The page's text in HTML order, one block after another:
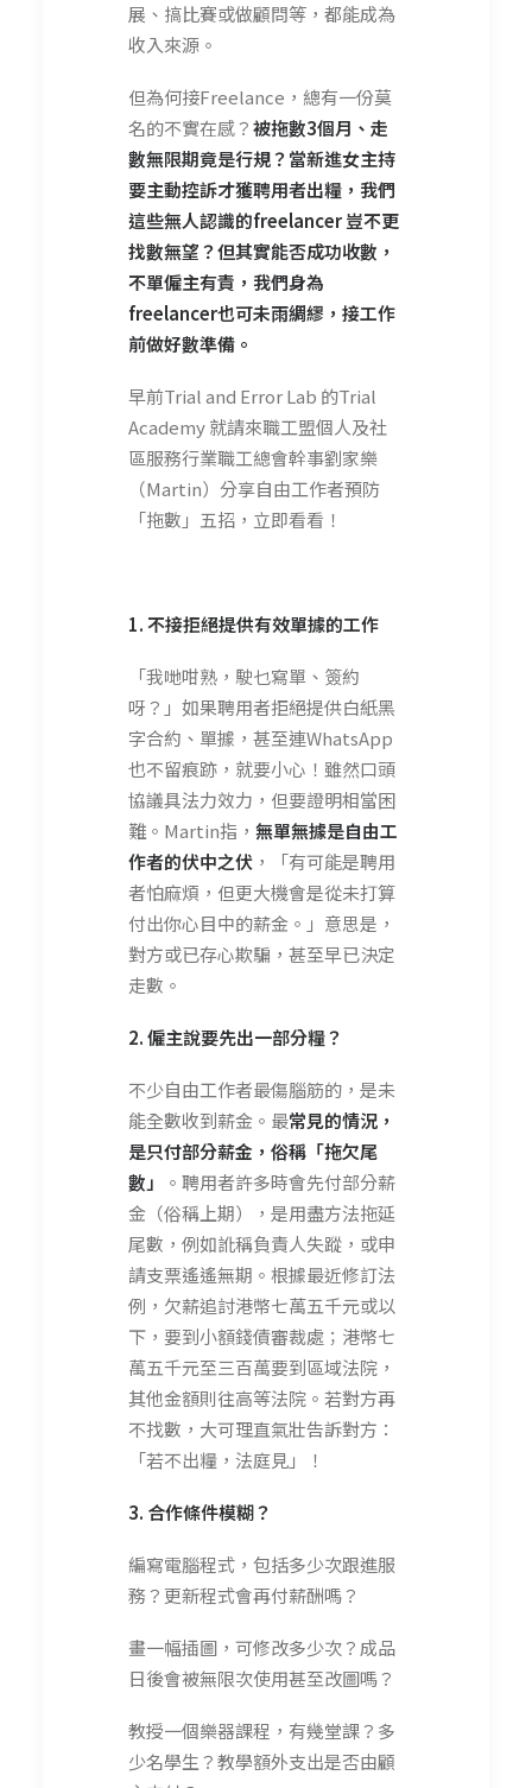
展、搞比賽或做顧問等，都能成為
收入來源。
但為何接Freelance，總有一份莫
名的不實在感？被拖數3個月、走
數無限期竟是行規？當新進女主持
要主動控訴才獲聘用者出糧，我們
這些無人認識的freelancer 豈不更
找數無望？但其實能否成功收數，
不單僱主有責，我們身為
freelancer也可未雨綢繆，接工作
前做好數準備。
早前Trial and Error Lab 的Trial
Academy 就請來職工盟個人及社
區服務行業職工總會幹事劉家樂
（Martin）分享自由工作者預防
「拖數」五招，立即看看！
1. 不接拒絕提供有效單據的工作
「我哋咁熟，駛乜寫單、簽約
呀？」如果聘用者拒絕提供白紙黑
字合約、單據，甚至連WhatsApp
也不留痕跡，就要小心！雖然口頭
協議具法力效力，但要證明相當困
難。Martin指， 無單無據是自由工
作者的伏中之伏 ，「有可能是聘用
者怕麻煩，但更大機會是從未打算
付出你心目中的薪金。」意思是，
對方或已存心欺騙，甚至早已決定
走數。
2. 僱主說要先出一部分糧？
不少自由工作者最傷腦筋的，是未
能全數收到薪金。最常見的情況 ，
是只付部分薪金，俗稱「拖欠尾
數」
。聘用者許多時會先付部分薪
金（俗稱上期），是用盡方法拖延
尾數，例如訛稱負責人失蹤，或申
請支票遙遙無期。根據最近修訂法
例，欠薪追討港幣七萬五千元或以
下，要到小額錢債審裁處；港幣七
萬五千元至三百萬要到區域法院，
其他金額則往高等法院。若對方再
不找數，大可理直氣壯告訴對方：
「若不出糧，法庭見」！
3. 合作條件模糊？
編寫電腦程式，包括多少次跟進服
務？更新程式會再付薪酬嗎？
畫一幅插圖，可修改多少次？成品
日後會被無限次使用甚至改圖嗎？
教授一個樂器課程，有幾堂課？多
少名學生？教學額外支出是否由顧